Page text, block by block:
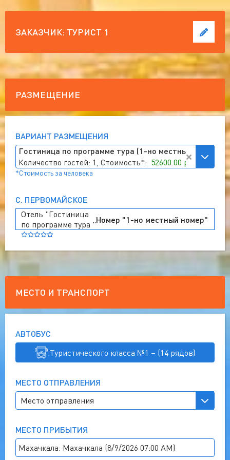
ЗАКАЗЧИК: ТУРИСТ 1
РАЗМЕЩЕНИЕ
ВАРИАНТ РАЗМЕЩЕНИЯ
Гостиница по программе тура (1-но местный номер)
Количество гостей: 1, Стоимость*: 52600.00 руб
*Стоимость за человека
С. ПЕРВОМАЙСКОЕ
Отель "Гостиница
по программе тура "Номер "1-но местный номер"
МЕСТО И ТРАНСПОРТ
АВТОБУС
.Туристического класса №1 – (14 рядов)
МЕСТО ОТПРАВЛЕНИЯ
МЕСТО ПРИБЫТИЯ
Махачкала: Махачкала (8/9/2026 07:00 AM)